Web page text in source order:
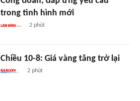
trong tình hình mới
2 phút
Chiều 10-8: Giá vàng tăng trở lại
2 phút